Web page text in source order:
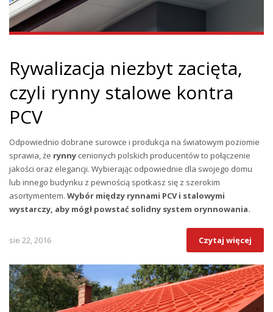
Rywalizacja niezbyt zacięta,
czyli rynny stalowe kontra
PCV
Odpowiednio dobrane surowce i produkcja na światowym poziomie
sprawia, że rynny cenionych polskich producentów to połączenie
jakości oraz elegancji. Wybierając odpowiednie dla swojego domu
lub innego budynku z pewnością spotkasz się z szerokim
asortymentem. Wybór między rynnami PCV i stalowymi
wystarczy, aby mógł powstać solidny system orynnowania.
sie 22, 2016 Czytaj więcej